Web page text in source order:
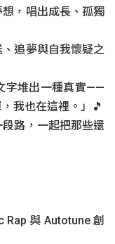
，唱出成長、孤獨
追夢與自我懷疑之
字堆出一種真實——
我也在這裡。」🎵
路，一起把那些還
與 Autotune 創